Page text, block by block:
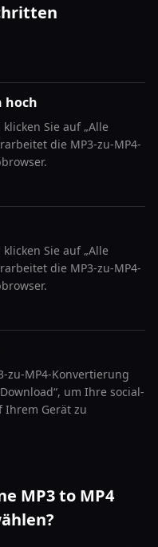
hoch
Sie auf „Alle
die MP3-zu-MP4-
Sie auf „Alle
die MP3-zu-MP4-
zu-MP4-Konvertierung
um Ihre social-
Ihrem Gerät zu
MP3 to MP4